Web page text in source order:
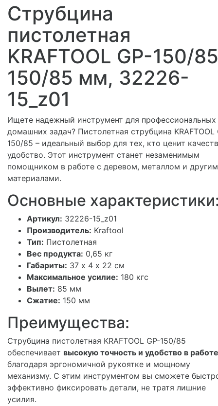
Струбцина
пистолетная
KRAFTOOL GP-150/
150/85 мм, 32226-
15_z01
Ищете надежный инструмент для профессиональных
домашних задач? Пистолетная струбцина KRAFTOOL
150/85 – идеальный выбор для тех, кто ценит
удобство. Этот инструмент станет незаменимым
помощником в работе с деревом, металлом и
материалами.
Основные
Артикул: 32226-15_z01
Производитель: Kraftool
Тип: Пистолетная
Вес продукта: 0,65 кг
Габариты: 37 х 4 х 22 см
Максимальное усилие: 180 кгс
Вылет: 85 мм
Сжатие: 150 мм
Преимущества:
Струбцина пистолетная KRAFTOOL GP-150/85
обеспечивает высокую точность и удобство в работе
благодаря эргономичной рукоятке и мощному
механизму. С этим инструментом вы сможете
эффективно фиксировать детали, не тратя лишние
усилия.